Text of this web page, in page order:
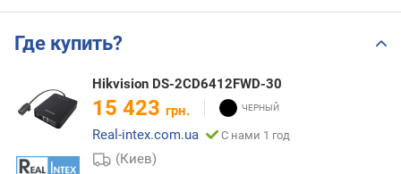
Где купить?
Hikvision DS-2CD6412FWD-30
15 423 грн.
Real-intex.com.ua
С нами 1 год
(Киев)